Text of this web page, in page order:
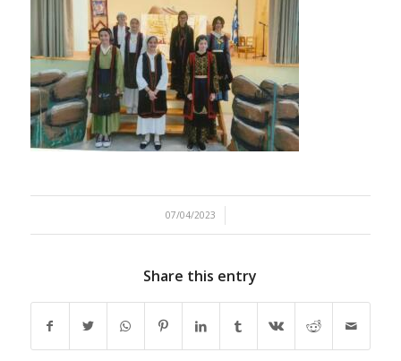
07/04/2023
/
Share this entry